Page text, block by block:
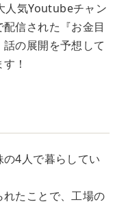
人気Youtubeチャン
信された『お金目
の展開を予想して
！
4人で暮らしてい
たことで、工場の